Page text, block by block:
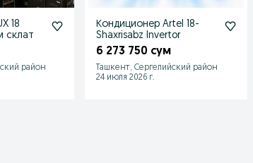
18
склат
район
Кондиционер Artel 18-
Shaxrisabz Invertor
6 273 750 сум
Ташкент, Сергелийский район
24 июля 2026 г.